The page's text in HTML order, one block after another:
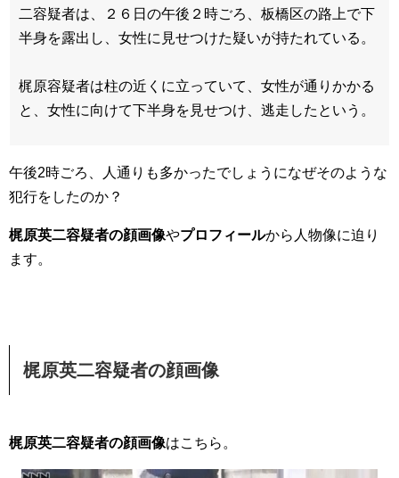
二容疑者は、２６日の午後２時ごろ、板橋区の路上で下
半身を露出し、女性に見せつけた疑いが持たれている。
梶原容疑者は柱の近くに立っていて、女性が通りかかる
と、女性に向けて下半身を見せつけ、逃走したという。
午後2時ごろ、人通りも多かったでしょうになぜそのような
犯行をしたのか？
梶原英二容疑者の顔画像やプロフィールから人物像に迫り
ます。
梶原英二容疑者の顔画像
梶原英二容疑者の顔画像はこちら。